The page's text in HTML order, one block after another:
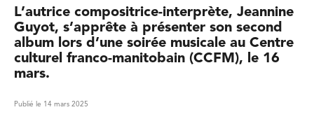
L’autrice compositrice-interprète, Jeannine
Guyot, s’apprête à présenter son second
album lors d’une soirée musicale au Centre
culturel franco-manitobain (CCFM), le 16
mars.
Publié le 14 mars 2025